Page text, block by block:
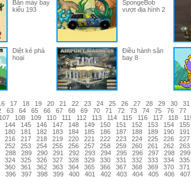
Bắn máy bay
kiểu 193
SpongeBob
vượt địa hình 2
Diệt kẻ phá
hoại
Điều hành sân
bay 8
17 18 19 20 21 22 23 24 25 26 27 28 29 30 31
63 64 65 66 67 68 69 70 71 72 73 74 75 76 77
107 108 109 110 111 112 113 114 115 116 117 118
144 145 146 147 148 149 150 151 152 153 154 155
180 181 182 183 184 185 186 187 188 189 190 191
216 217 218 219 220 221 222 223 224 225 226 227
252 253 254 255 256 257 258 259 260 261 262 263
288 289 290 291 292 293 294 295 296 297 298 299
324 325 326 327 328 329 330 331 332 333 334 335
360 361 362 363 364 365 366 367 368 369 370 371
396 397 398 399 400 401 402 403 404 405 406 407